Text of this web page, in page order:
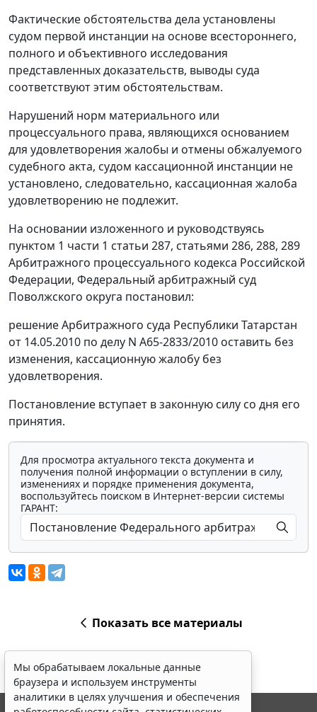
Фактические обстоятельства дела установлены
судом первой инстанции на основе всестороннего,
полного и объективного исследования
представленных доказательств, выводы суда
соответствуют этим обстоятельствам.
Нарушений норм материального или
процессуального права, являющихся основанием
для удовлетворения жалобы и отмены обжалуемого
судебного акта, судом кассационной инстанции не
установлено, следовательно, кассационная жалоба
удовлетворению не подлежит.
На основании изложенного и руководствуясь
пунктом 1 части 1 статьи 287, статьями 286, 288, 289
Арбитражного процессуального кодекса Российской
Федерации, Федеральный арбитражный суд
Поволжского округа постановил:
решение Арбитражного суда Республики Татарстан
от 14.05.2010 по делу N А65-2833/2010 оставить без
изменения, кассационную жалобу без
удовлетворения.
Постановление вступает в законную силу со дня его
принятия.
Для просмотра актуального текста документа и
получения полной информации о вступлении в силу,
изменениях и порядке применения документа,
воспользуйтесь поиском в Интернет-версии системы
ГАРАНТ:
Показать все материалы
Мы обрабатываем локальные данные
браузера и используем инструменты
аналитики в целях улучшения и обеспечения